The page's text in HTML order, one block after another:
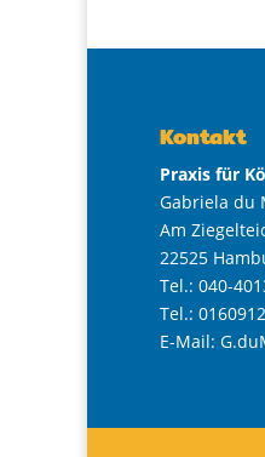
Kontakt
Praxis für
Gabriela du
Am
22525
Tel.: 040-
Tel.:
E-Mail: